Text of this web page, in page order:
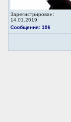
Зарегистрирован:
14.01.2019
Сообщения: 196